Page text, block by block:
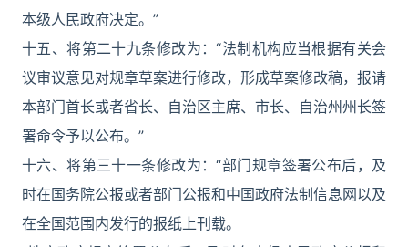
本级人民政府决定。”
十五、将第二十九条修改为：“法制机构应当根据有关会
议审议意见对规章草案进行修改，形成草案修改稿，报请
本部门首长或者省长、自治区主席、市长、自治州州长签
署命令予以公布。”
十六、将第三十一条修改为：“部门规章签署公布后，及
时在国务院公报或者部门公报和中国政府法制信息网以及
在全国范围内发行的报纸上刊载。